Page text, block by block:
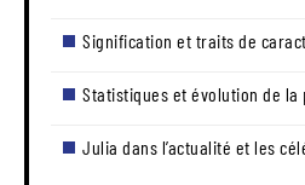
Signification et traits de
Statistiques et évolution de
Julia dans l’actualité et les